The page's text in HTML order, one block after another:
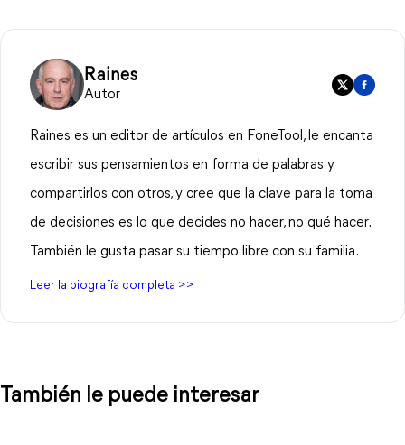
Raines
Autor
Raines es un editor de artículos en FoneTool, le encanta
escribir sus pensamientos en forma de palabras y
compartirlos con otros, y cree que la clave para la toma
de decisiones es lo que decides no hacer, no qué hacer.
También le gusta pasar su tiempo libre con su familia.
Leer la biografía completa >>
También le puede interesar